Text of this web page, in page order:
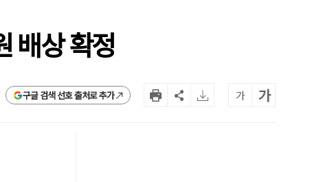
배상 확정
구글 검색 선호 출처로 추가 가 가